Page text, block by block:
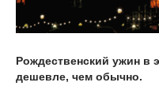
Рождественский ужин в
дешевле, чем обычно.